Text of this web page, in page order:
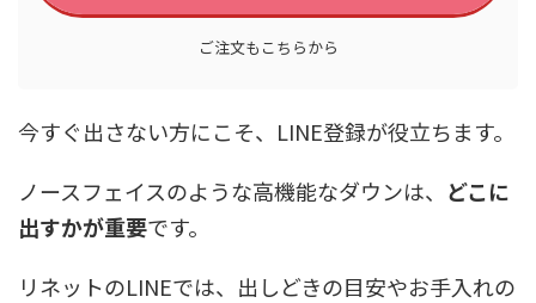
ご注文もこちらから
今すぐ出さない方にこそ、LINE登録が役立ちます。
ノースフェイスのような高機能なダウンは、 どこに
出すかが重要です。
リネットのLINEでは、出しどきの目安やお手入れの